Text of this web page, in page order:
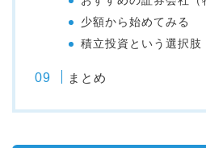
少額から始めてみる
積立投資という選択肢
まとめ